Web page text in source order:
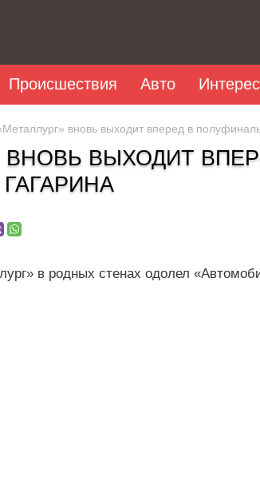
Происшествия Авто
вновь выходит вперед в
ВНОВЬ ВЫХОДИТ
в родных стенах одолел